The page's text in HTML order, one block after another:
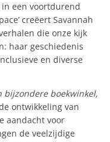
een voortdurend
creëert Savannah
die onze kijk
haar geschiedenis
en diverse
bijzondere boekwinkel,
ontwikkeling van
aandacht voor
de veelzijdige